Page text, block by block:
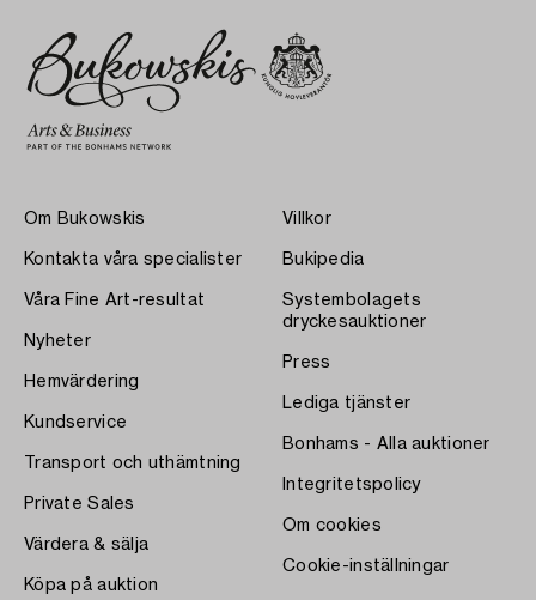
Om Bukowskis
Kontakta våra specialister
Våra Fine Art-resultat
Nyheter
Hemvärdering
Kundservice
Transport och uthämtning
Private Sales
Värdera & sälja
Köpa på auktion
Villkor
Bukipedia
Systembolagets
dryckesauktioner
Press
Lediga tjänster
Bonhams - Alla auktioner
Integritetspolicy
Om cookies
Cookie-inställningar